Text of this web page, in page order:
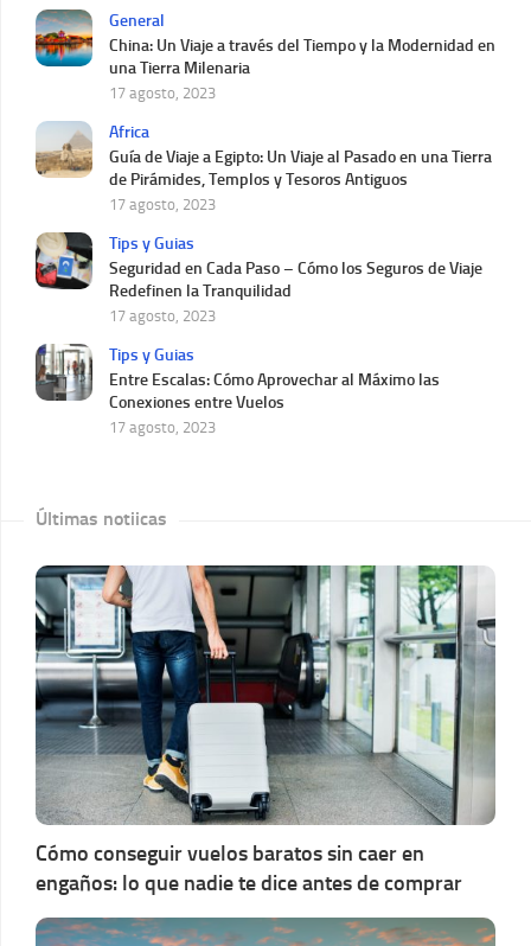
General
China: Un Viaje a través del Tiempo y la Modernidad en
una Tierra Milenaria
17 agosto, 2023
Africa
Guía de Viaje a Egipto: Un Viaje al Pasado en una Tierra
de Pirámides, Templos y Tesoros Antiguos
17 agosto, 2023
Tips y Guias
Seguridad en Cada Paso – Cómo los Seguros de Viaje
Redefinen la Tranquilidad
17 agosto, 2023
Tips y Guias
Entre Escalas: Cómo Aprovechar al Máximo las
Conexiones entre Vuelos
17 agosto, 2023
Últimas notiicas
Cómo conseguir vuelos baratos sin caer en
engaños: lo que nadie te dice antes de comprar